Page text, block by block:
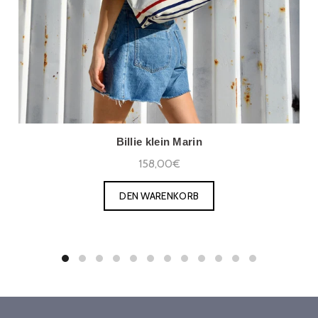
Billie klein Marin
158,00€
DEN WARENKORB